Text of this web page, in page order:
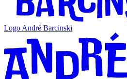
Logo André Barcinski